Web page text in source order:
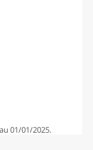
01/01/2025.